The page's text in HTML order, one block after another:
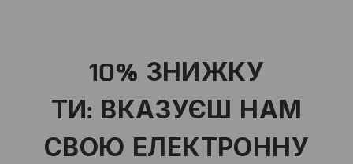
10% ЗНИЖКУ
ТИ: ВКАЗУЄШ НАМ
СВОЮ ЕЛЕКТРОННУ